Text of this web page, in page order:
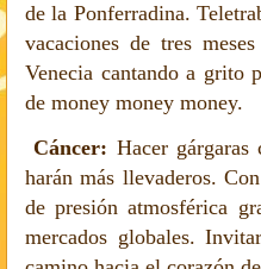
de la Ponferradina.
vacaciones de tres
Venecia cantando a grito
de money money money.
Cáncer: Hacer
harán más llevaderos.
de presión atmosférica
mercados globales.